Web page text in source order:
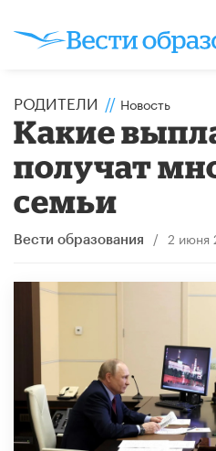
РОДИТЕЛИ // Новость
Какие
получат
семьи
Вести образования / 2 июня